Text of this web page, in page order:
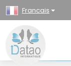
Francais
Panneau de